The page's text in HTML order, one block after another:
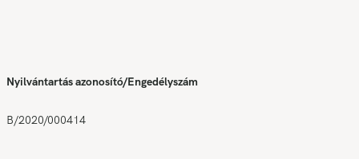
Nyilvántartás azonosító/Engedélyszám
B/2020/000414